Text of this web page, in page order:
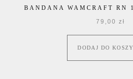
BANDANA WAMCRAFT RN
79,00 zł
DODAJ DO